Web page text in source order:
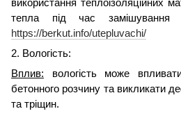
використання теплоізоляційних
тепла під час замішування
https://berkut.info/utepluvachi/
2. Вологість:
Вплив: вологість може
бетонного розчину та викликати
та тріщин.